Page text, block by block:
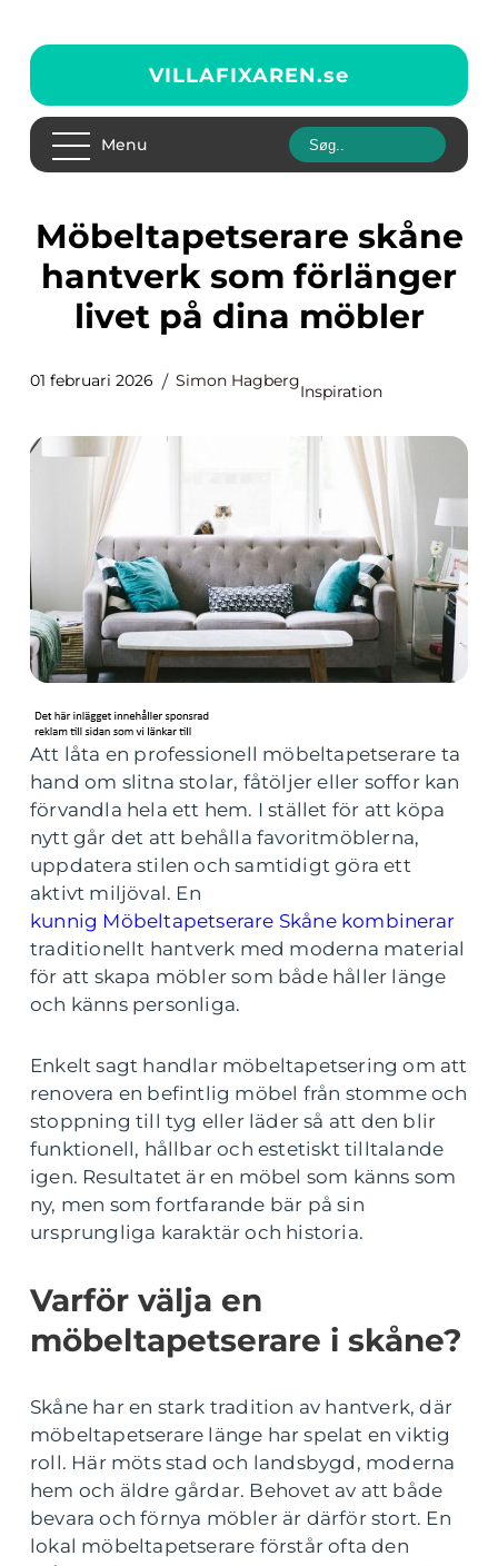
VILLAFIXAREN.se
Menu
Möbeltapetserare skåne
hantverk som förlänger
livet på dina möbler
01 februari 2026 Simon Hagberg
Inspiration
Att låta en professionell möbeltapetserare ta
hand om slitna stolar, fåtöljer eller soffor kan
förvandla hela ett hem. I stället för att köpa
nytt går det att behålla favoritmöblerna,
uppdatera stilen och samtidigt göra ett
aktivt miljöval. En
kunnig Möbeltapetserare Skåne kombinerar
traditionellt hantverk med moderna material
för att skapa möbler som både håller länge
och känns personliga.
Enkelt sagt handlar möbeltapetsering om att
renovera en befintlig möbel från stomme och
stoppning till tyg eller läder så att den blir
funktionell, hållbar och estetiskt tilltalande
igen. Resultatet är en möbel som känns som
ny, men som fortfarande bär på sin
ursprungliga karaktär och historia.
Varför välja en
möbeltapetserare i skåne?
Skåne har en stark tradition av hantverk, där
möbeltapetserare länge har spelat en viktig
roll. Här möts stad och landsbygd, moderna
hem och äldre gårdar. Behovet av att både
bevara och förnya möbler är därför stort. En
lokal möbeltapetserare förstår ofta den